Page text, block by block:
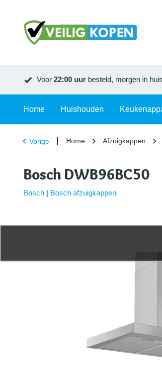
Voor 22:00 uur besteld, morgen in huis
Home Huishouden
Vorige Home Afzuigkappen
Bosch DWB96BC50
Bosch | Bosch afzuigkappen